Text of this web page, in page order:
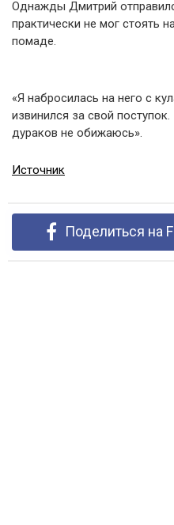
Однажды Дмитрий
практически не мог стоять
помаде.
«Я набросилась на него с
извинился за свой
дураков не обижаюсь».
Источник
Поделиться на